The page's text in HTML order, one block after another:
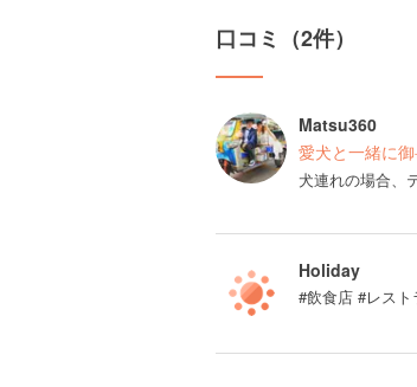
口コミ（2件）
Matsu360
愛犬と一緒に
犬連れの場合、
Holiday
#飲食店 #レスト